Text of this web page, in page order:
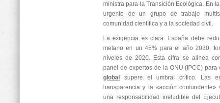
ministra para la Transición Ecológica. En
urgente de un grupo de trabajo
comunidad científica y a la sociedad civil.
La exigencia es clara: España debe
metano en un 45% para el año 2030,
niveles de 2020. Esta cifra se alinea
panel de expertos de la ONU (IPCC)
global
supere el umbral crítico. Las
transparencia y la «acción
una responsabilidad ineludible del